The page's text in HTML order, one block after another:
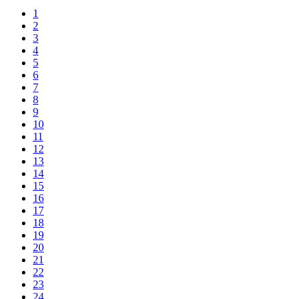
1
2
3
4
5
6
7
8
9
10
11
12
13
14
15
16
17
18
19
20
21
22
23
24